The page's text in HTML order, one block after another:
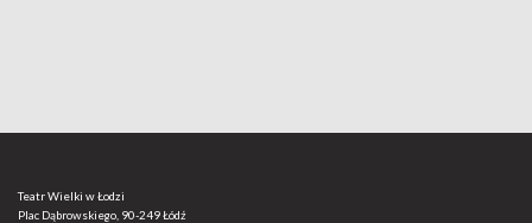
Teatr Wielki w Łodzi
Plac Dąbrowskiego, 90-249 Łódź